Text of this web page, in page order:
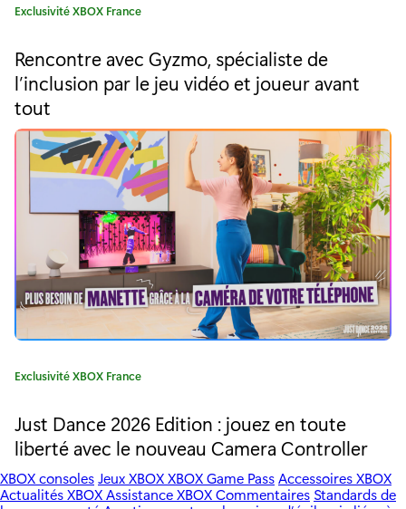
v
,
j
o
y
e
u
s
a
i
C
é
g
o
Exclusivité XBOX France
Rencontre avec Gyzmo, spécialiste de
l’inclusion par le jeu vidéo et joueur avant
tout
C
é
g
o
r
Exclusivité XBOX France
Just Dance 2026 Edition : jouez en toute
liberté avec le nouveau Camera Controller
XBOX consolesJeux XBOXXBOX Game PassAccessoires XBOX
Actualités XBOXAssistance XBOXCommentaires Standards de